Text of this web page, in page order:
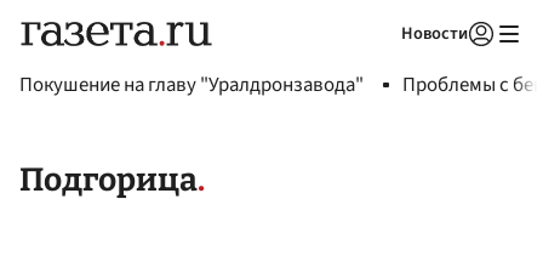
Новости
Покушение на главу "Уралдронзавода" Проблемы с
Подгорица